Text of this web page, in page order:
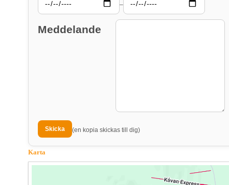
–
Meddelande
(en kopia skickas till dig)
Karta